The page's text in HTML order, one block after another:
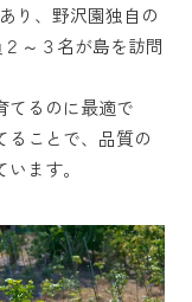
り、野沢園独自の
～３名が島を訪問
てるのに最適で
ることで、品質の
ます。